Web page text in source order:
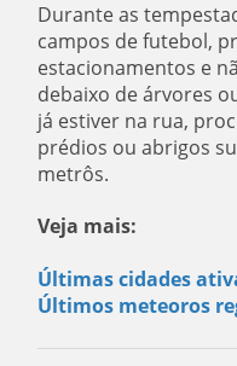
Durante as
campos de futebol,
estacionamentos e
debaixo de árvores
já estiver na rua,
prédios ou abrigos
metrôs.
Veja mais:
Últimas cidades
Últimos meteoros